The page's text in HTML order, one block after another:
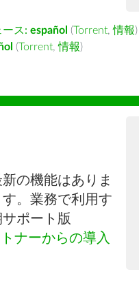
ス: español (Torrent,情報)
(Torrent,情報)
の機能はありま
。業務で利用す
ポート版
ナーからの導入